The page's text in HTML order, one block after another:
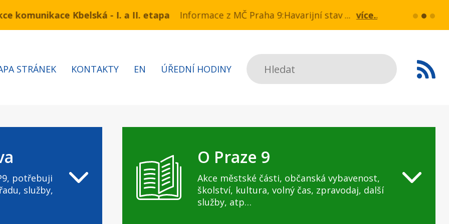
– 7.8.2026 bude probíhat obnova kabelů VN a NN v ul. Drahobejlova,
komunikace Kbelská - I. a II. etapa Informace z MČ Praha 9:Havarijní stav ulice Kbelská (úsek
více... HAVARIJNÍ
Hledat
STRÁNEK KONTAKTY EN ÚŘEDNÍ HODINY
potřebuji
služby,
O Praze 9
Akce městské části, občanská vybavenost,
školství, kultura, volný čas, zpravodaj, další
služby, atp…